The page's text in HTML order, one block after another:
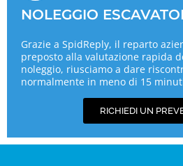
NOLEGGIO
Grazie a SpidReply, il reparto
preposto alla valutazione rapida
noleggio, riusciamo a dare
normalmente in meno di 15
RICHIEDI UN